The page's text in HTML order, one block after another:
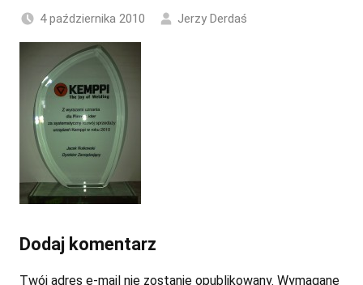
4 października 2010 Jerzy Derdaś
Dodaj komentarz
Twój adres e-mail nie zostanie opublikowany. Wymagane